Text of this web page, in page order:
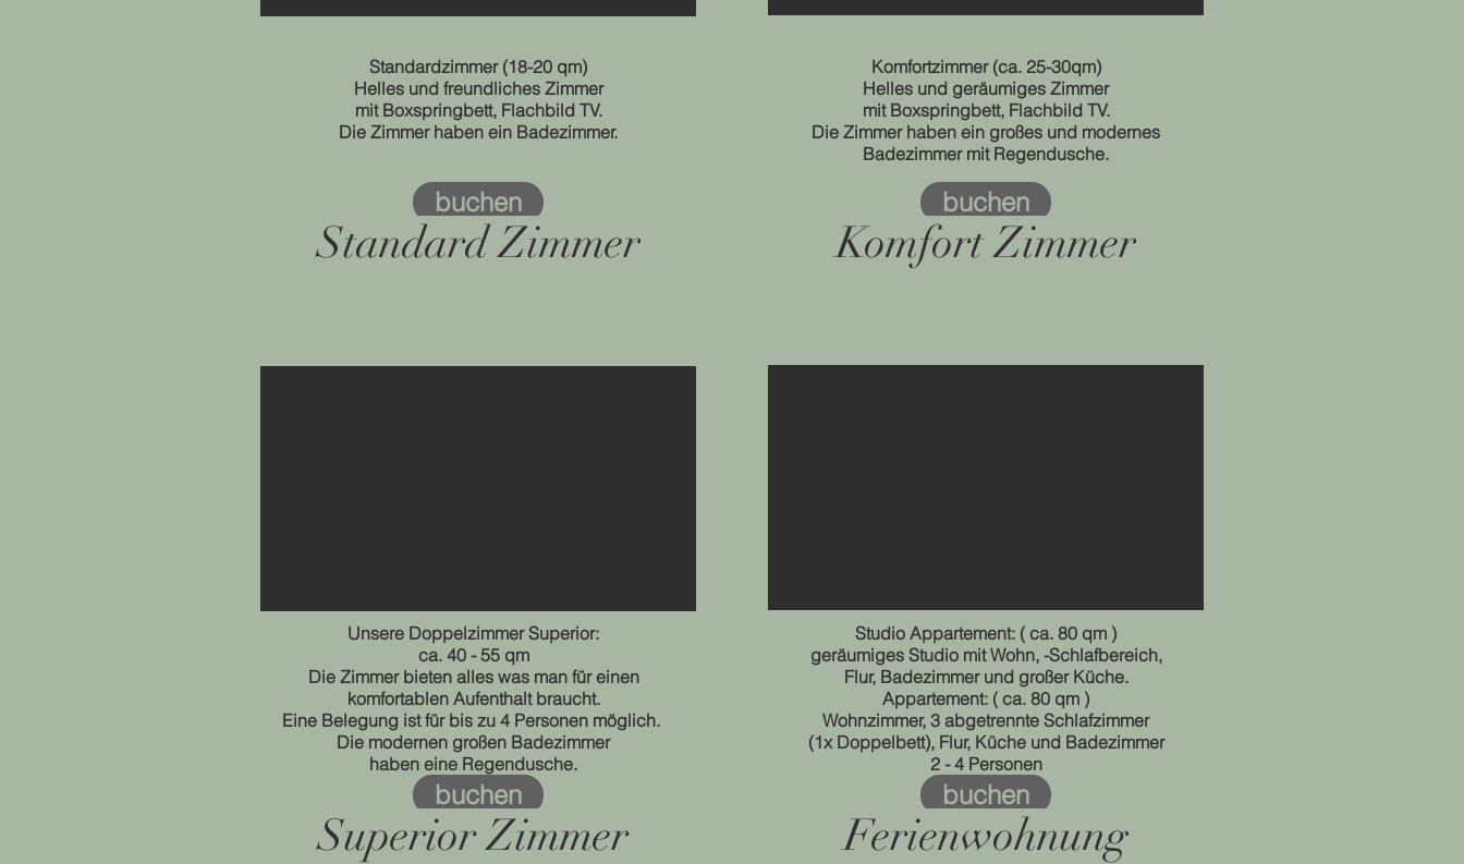
Standardzimmer (18-20 qm)
Helles und freundliches Zimmer
mit Boxspringbett, Flachbild TV.
Die Zimmer haben ein Badezimmer.
buchen
Standard Zimmer
Komfortzimmer (ca. 25-30qm)
Helles und geräumiges Zimmer
mit Boxspringbett, Flachbild TV.
Die Zimmer haben ein großes und modernes
Badezimmer mit Regendusche.
buchen
Komfort Zimmer
Unsere Doppelzimmer Superior:
ca. 40 - 55 qm
Die Zimmer bieten alles was man für einen
komfortablen Aufenthalt braucht.
Eine Belegung ist für bis zu 4 Personen möglich.
Die modernen großen Badezimmer
haben eine Regendusche.
buchen
Superior Zimmer
Studio Appartement: ( ca. 80 qm )
geräumiges Studio mit Wohn, -Schlafbereich,
Flur, Badezimmer und großer Küche.
Appartement: ( ca. 80 qm )
Wohnzimmer, 3 abgetrennte Schlafzimmer
(1x Doppelbett), Flur, Küche und Badezimmer
2 - 4 Personen
buchen
Ferienwohnung